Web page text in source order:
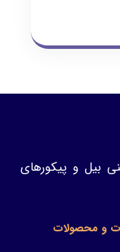
بیل و پیکورهای
و محصولات